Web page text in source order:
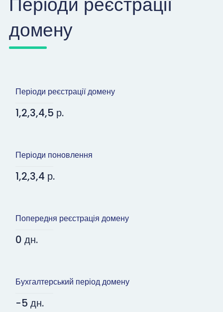
домену
Періоди реєстрації домену
1,2,3,4,5 р.
Періоди поновлення
1,2,3,4 р.
Попередня реєстрація домену
0 дн.
Бухгалтерський період домену
-5 дн.